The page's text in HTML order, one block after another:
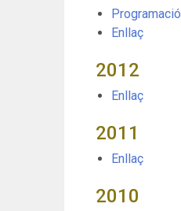
Programació
Enllaç
2012
Enllaç
2011
Enllaç
2010